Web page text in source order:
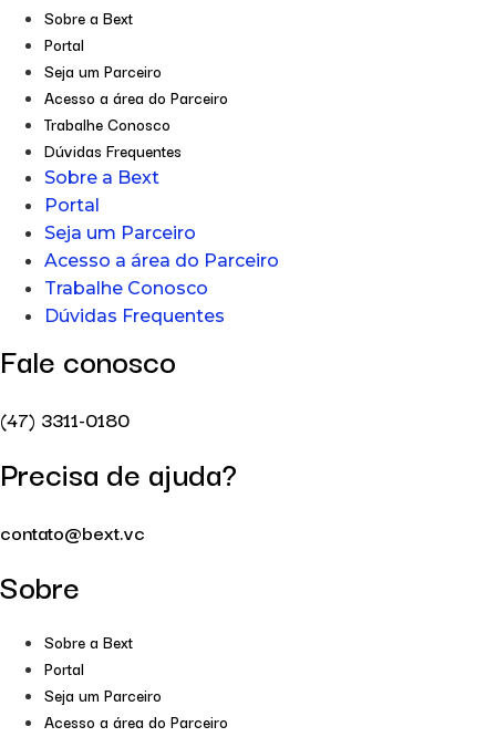
Sobre a Bext
Portal
Seja um Parceiro
Acesso a área do Parceiro
Trabalhe Conosco
Dúvidas Frequentes
Sobre a Bext
Portal
Seja um Parceiro
Acesso a área do Parceiro
Trabalhe Conosco
Dúvidas Frequentes
Fale conosco
(47) 3311-0180
Precisa de ajuda?
contato@bext.vc
Sobre
Sobre a Bext
Portal
Seja um Parceiro
Acesso a área do Parceiro